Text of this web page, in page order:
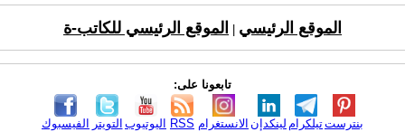
الموقع الرئيسي الموقع الرئيسي للكاتب-ة
تابعونا على:
الفيسبوك التويتر اليوتيوب RSS الانستغرام لينكدإن تيلكرامبنترست